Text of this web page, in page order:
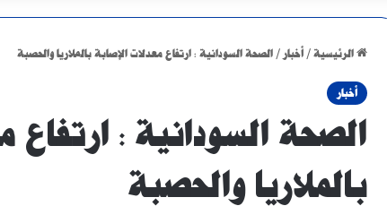
الرئيسية / أخبار / الصحة السودانية : ارتفاع معدلات الإصابة بالملاريا والحصبة
أخبار
الصحة السودانية : ارتفاع
بالملاريا والحصبة